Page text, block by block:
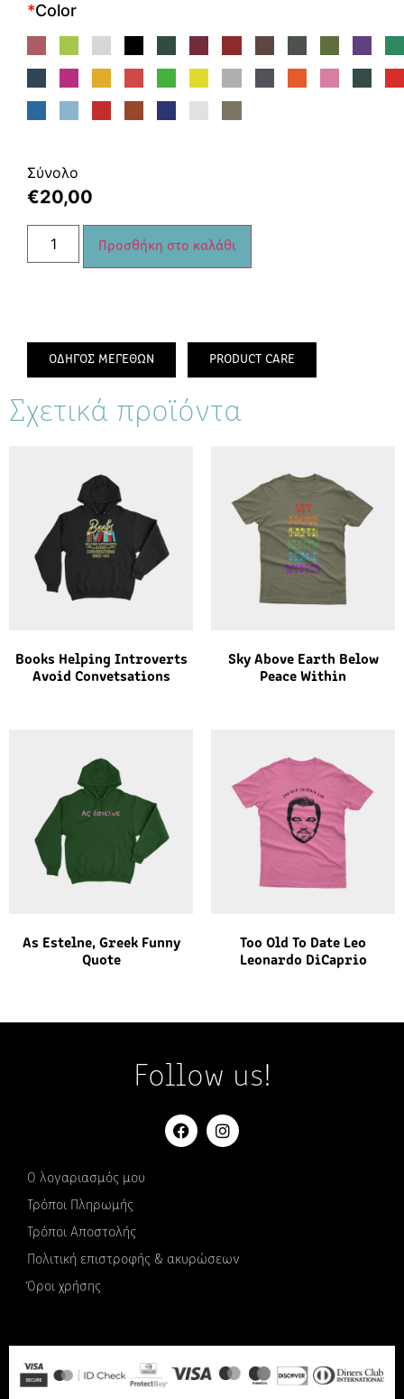
*Color
Σύνολο
€20,00
Προσθήκη στο καλάθι
ΟΔΗΓΟΣ ΜΕΓΕΘΩΝ PRODUCT CARE
Σχετικά προϊόντα
Books Helping Introverts
Avoid Convetsations
Sky Above Earth Below
Peace Within
As Estelne, Greek Funny
Quote
Too Old To Date Leo
Leonardo DiCaprio
Follow us!
Ο λογαριασμός μου
Τρόποι Πληρωμής
Τρόποι Αποστολής
Πολιτική επιστροφής & ακυρώσεων
Όροι χρήσης